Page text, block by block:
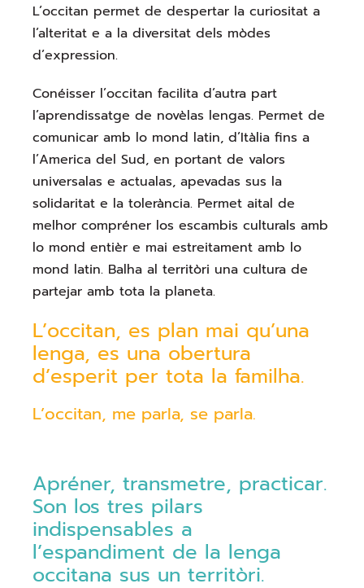
L’occitan permet de despertar la curiositat a
l’alteritat e a la diversitat dels mòdes
d’expression.
Conéisser l’occitan facilita d’autra part
l’aprendissatge de novèlas lengas. Permet de
comunicar amb lo mond latin, d’Itàlia fins a
l’America del Sud, en portant de valors
universalas e actualas, apevadas sus la
solidaritat e la tolerància. Permet aital de
melhor compréner los escambis culturals amb
lo mond entièr e mai estreitament amb lo
mond latin. Balha al territòri una cultura de
partejar amb tota la planeta.
L’occitan, es plan mai qu’una
lenga, es una obertura
d’esperit per tota la familha.
L’occitan, me parla, se parla.
Apréner, transmetre, practicar.
Son los tres pilars
indispensables a
l’espandiment de la lenga
occitana sus un territòri.